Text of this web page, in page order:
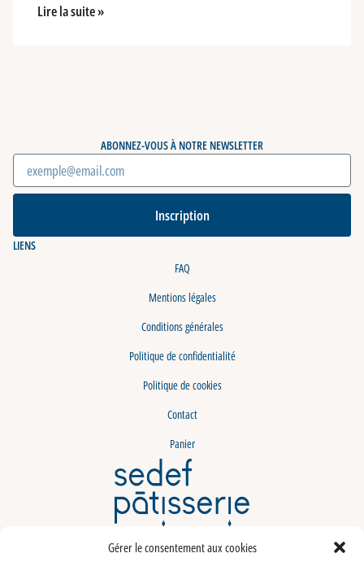
Gérer le consentement aux cookies
Lire la suite »
LIENS
FAQ
Mentions légales
Conditions générales
Politique de confidentialité
Politique de cookies
Contact
Panier
ABONNEZ-VOUS À NOTRE NEWSLETTER
Inscription